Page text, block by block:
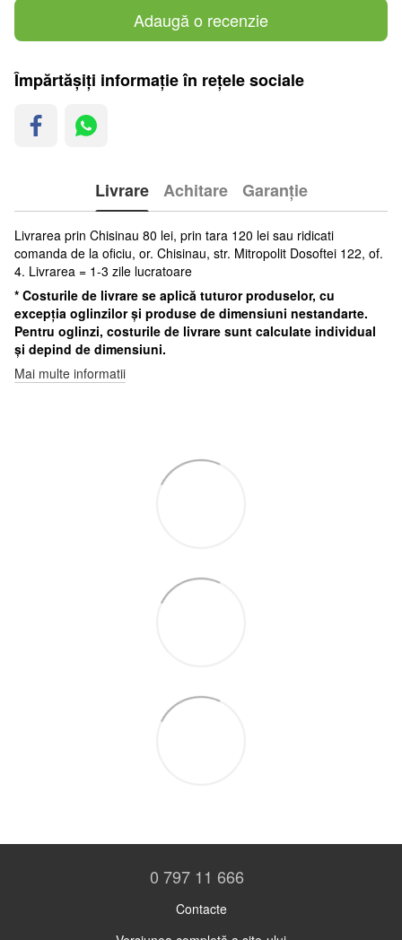
Adaugă o recenzie
Împărtășiți informație în rețele sociale
Livrare Achitare Garanție
Livrarea prin Chisinau 80 lei, prin tara 120 lei sau ridicati
comanda de la oficiu, or. Chisinau, str. Mitropolit Dosoftei 122, of.
4. Livrarea = 1-3 zile lucratoare
* Costurile de livrare se aplică tuturor produselor, cu
excepția oglinzilor și produse de dimensiuni nestandarte.
Pentru oglinzi, costurile de livrare sunt calculate individual
și depind de dimensiuni.
Mai multe informatii
0 797 11 666
Contacte